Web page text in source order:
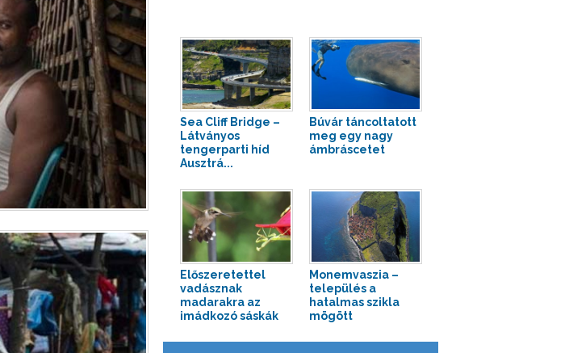
Sea Cliff Bridge –
Látványos
tengerparti híd
Ausztrá...
Búvár táncoltatott
meg egy nagy
ámbráscetet
Előszeretettel
vadásznak
madarakra az
imádkozó sáskák
Monemvaszia –
település a
hatalmas szikla
mögött